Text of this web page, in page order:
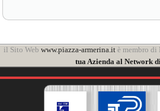
il Sito Web www.piazza-armerina.itè membro di
tua Azienda al Network